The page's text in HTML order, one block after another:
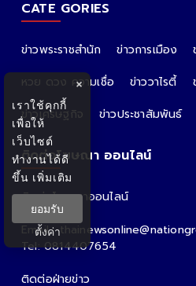
CATE GORIES
ข่าวพระราชสำนัก ข่าวการเมือง
หวย ดวง ความเชื่อ
ข่าววาไรตี้
ข่าวเศรษฐกิจ
ข่าวประชาสัมพันธ์
ติดต่อโฆษณา ออนไลน์
ติดต่อโฆษณาออนไลน์
คุณอ้อ
Email :
Tel: 0814407654
ติดต่อฝ่ายข่าว
×
เราใช้คุกกี้
เพื่อให้
เว็บไซต์
ทำงานได้ดี
ขึ้น เพิ่มเติม
ยอมรับ
ตั้งค่า